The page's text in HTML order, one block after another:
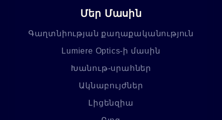
Մեր Մասին
Գաղտնիության քաղաքականություն
Lumiere Optics-ի մասին
Խանութ-սրահներ
Ակնաբույժներ
Լիցենզիա